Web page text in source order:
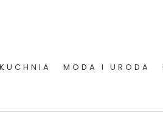
KUCHNIA MODA I URODA